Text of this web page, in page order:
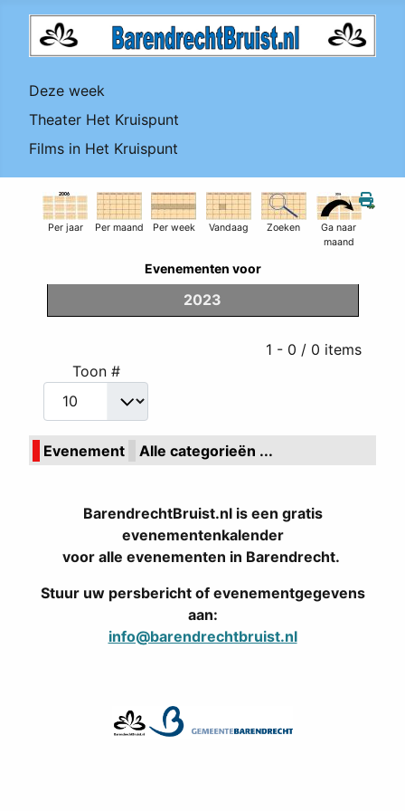
Deze week
Theater Het Kruispunt
Films in Het Kruispunt
Per jaar Per maand Per week Vandaag Zoeken
Ga naar
maand
Evenementen voor
2023
Pagination List Limit
1 - 0 / 0 items
Toon #
Evenement Alle categorieën ...
BarendrechtBruist.nl is een gratis
evenementenkalender
voor alle evenementen in Barendrecht.
Stuur uw persbericht of evenementgegevens
aan:
info@barendrechtbruist.nl